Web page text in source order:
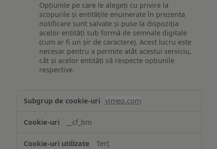
Opțiunile pe care le alegeți cu privire la
scopurile și entitățile enumerate în prezenta
notificare sunt salvate și puse la dispoziția
acelor entități sub formă de semnale digitale
(cum ar fi un șir de caractere). Acest lucru este
necesar pentru a permite atât acestui serviciu,
cât și acelor entități să respecte opțiunile
respective.
Asigurarea
funcționalităților
website-
ului
vimeo.com
__cf_bm
Terț